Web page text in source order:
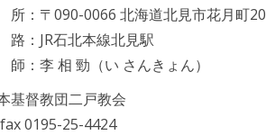
：〒090-0066 北海道北見市花月町20
：JR石北本線北見駅
：李 相 勁（い さんきょん）
基督教団二戸教会
0195-25-4424